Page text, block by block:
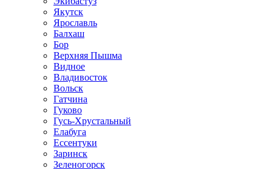
Якутск
Ярославль
Балхаш
Бор
Верхняя Пышма
Видное
Владивосток
Вольск
Гатчина
Гуково
Гусь-Хрустальный
Елабуга
Ессентуки
Заринск
Зеленогорск